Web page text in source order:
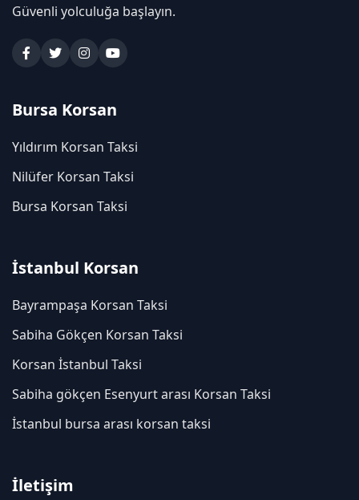
Güvenli yolculuğa başlayın.
Bursa Korsan
Yıldırım Korsan Taksi
Nilüfer Korsan Taksi
Bursa Korsan Taksi
İstanbul Korsan
Bayrampaşa Korsan Taksi
Sabiha Gökçen Korsan Taksi
Korsan İstanbul Taksi
Sabiha gökçen Esenyurt arası Korsan Taksi
İstanbul bursa arası korsan taksi
İletişim